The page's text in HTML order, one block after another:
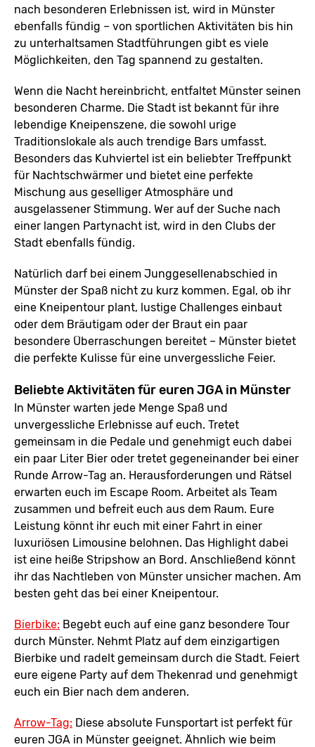
nach besonderen Erlebnissen ist, wird in Münster
ebenfalls fündig – von sportlichen Aktivitäten bis hin
zu unterhaltsamen Stadtführungen gibt es viele
Möglichkeiten, den Tag spannend zu gestalten.
Wenn die Nacht hereinbricht, entfaltet Münster seinen
besonderen Charme. Die Stadt ist bekannt für ihre
lebendige Kneipenszene, die sowohl urige
Traditionslokale als auch trendige Bars umfasst.
Besonders das Kuhviertel ist ein beliebter Treffpunkt
für Nachtschwärmer und bietet eine perfekte
Mischung aus geselliger Atmosphäre und
ausgelassener Stimmung. Wer auf der Suche nach
einer langen Partynacht ist, wird in den Clubs der
Stadt ebenfalls fündig.
Natürlich darf bei einem Junggesellenabschied in
Münster der Spaß nicht zu kurz kommen. Egal, ob ihr
eine Kneipentour plant, lustige Challenges einbaut
oder dem Bräutigam oder der Braut ein paar
besondere Überraschungen bereitet – Münster bietet
die perfekte Kulisse für eine unvergessliche Feier.
Beliebte Aktivitäten für euren JGA in Münster
In Münster warten jede Menge Spaß und
unvergessliche Erlebnisse auf euch. Tretet
gemeinsam in die Pedale und genehmigt euch dabei
ein paar Liter Bier oder tretet gegeneinander bei einer
Runde Arrow-Tag an. Herausforderungen und Rätsel
erwarten euch im Escape Room. Arbeitet als Team
zusammen und befreit euch aus dem Raum. Eure
Leistung könnt ihr euch mit einer Fahrt in einer
luxuriösen Limousine belohnen. Das Highlight dabei
ist eine heiße Stripshow an Bord. Anschließend könnt
ihr das Nachtleben von Münster unsicher machen. Am
besten geht das bei einer Kneipentour.
Bierbike: Begebt euch auf eine ganz besondere Tour
durch Münster. Nehmt Platz auf dem einzigartigen
Bierbike und radelt gemeinsam durch die Stadt. Feiert
eure eigene Party auf dem Thekenrad und genehmigt
euch ein Bier nach dem anderen.
Arrow-Tag: Diese absolute Funsportart ist perfekt für
euren JGA in Münster geeignet. Ähnlich wie beim